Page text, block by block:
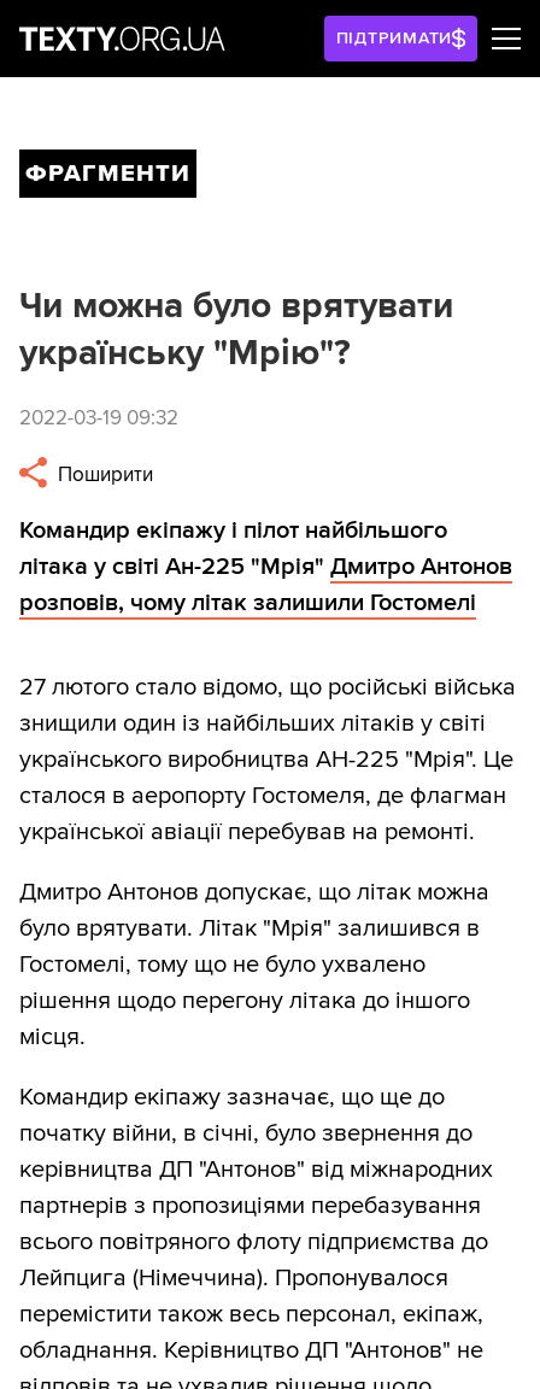
ПІДТРИМАТИ
ФРАГМЕНТИ
Чи можна було врятувати
українську "Мрію"?
2022-03-19 09:32
Поширити
Командир екіпажу і пілот найбільшого
літака у світі Ан-225 "Мрія" Дмитро Антонов
розповів, чому літак залишили Гостомелі
27 лютого стало відомо, що російські війська
знищили один із найбільших літаків у світі
українського виробництва АН-225 "Мрія". Це
сталося в аеропорту Гостомеля, де флагман
української авіації перебував на ремонті.
Дмитро Антонов допускає, що літак можна
було врятувати. Літак "Мрія" залишився в
Гостомелі, тому що не було ухвалено
рішення щодо перегону літака до іншого
місця.
Командир екіпажу зазначає, що ще до
початку війни, в січні, було звернення до
керівництва ДП "Антонов" від міжнародних
партнерів з пропозиціями перебазування
всього повітряного флоту підприємства до
Лейпцига (Німеччина). Пропонувалося
перемістити також весь персонал, екіпаж,
обладнання. Керівництво ДП "Антонов" не